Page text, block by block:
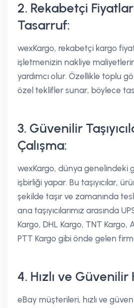
2. Rekabetçi
Tasarruf:
wexKargo, rekabetçi kargo
işletmenizin nakliye
yardımcı olur. Özellikle toplu
özel teklifler sunar, böylece
3. Güvenilir
Çalışma:
wexKargo, dünya genelindeki
işbirliği yapar. Bu taşıyıcılar,
şekilde taşır ve zamanında
ana taşıyıcılarımız arasında
Kargo, DHL Kargo, TNT Kargo,
PTT Kargo gibi önde gelen
4. Hızlı ve
eBay müşterileri, hızlı ve